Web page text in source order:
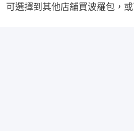
可選擇到其他店舖買波羅包，或